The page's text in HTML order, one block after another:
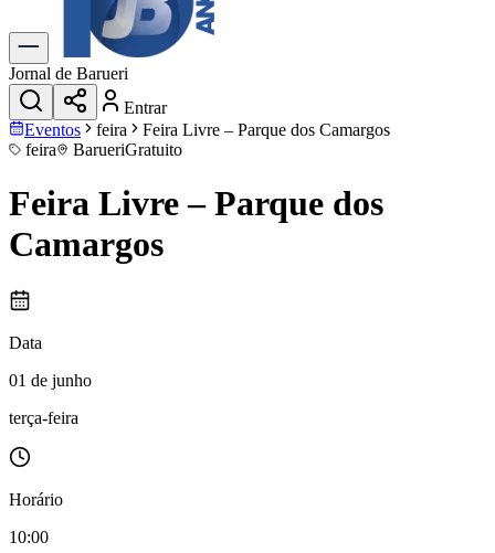
Jornal de Barueri
Entrar
Eventos
feira
Feira Livre – Parque dos Camargos
feira
BarueriGratuito
Feira Livre – Parque dos
Camargos
Data
01 de junho
terça-feira
Horário
10:00